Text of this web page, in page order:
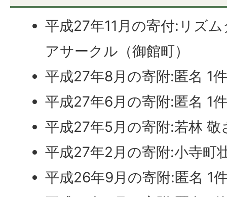
平成27年11月の寄付:リズ
アサークル（御館町）
平成27年8月の寄附:匿名 1
平成27年6月の寄附:匿名 1
平成27年5月の寄附:若林 敬
平成27年2月の寄附:小寺町
平成26年9月の寄附:匿名 1